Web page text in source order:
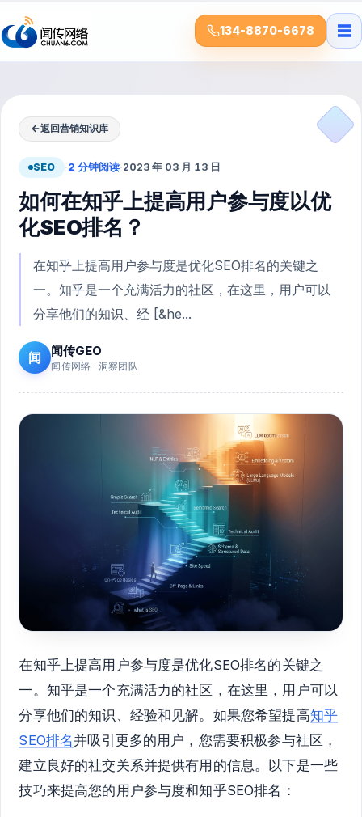
134-8870-6678 ☰
←返回营销知识库
SEO ·2 分钟阅读·2023 年 03 月 13 日
如何在知乎上提高用户参与度以优
化SEO排名？
在知乎上提高用户参与度是优化SEO排名的关键之
一。知乎是一个充满活力的社区，在这里，用户可以
分享他们的知识、经 [&he...
闻 闻传GEO
闻传网络 · 洞察团队
在知乎上提高用户参与度是优化SEO排名的关键之
一。知乎是一个充满活力的社区，在这里，用户可以
分享他们的知识、经验和见解。如果您希望提高知乎
SEO排名并吸引更多的用户，您需要积极参与社区，
建立良好的社交关系并提供有用的信息。以下是一些
技巧来提高您的用户参与度和知乎SEO排名：